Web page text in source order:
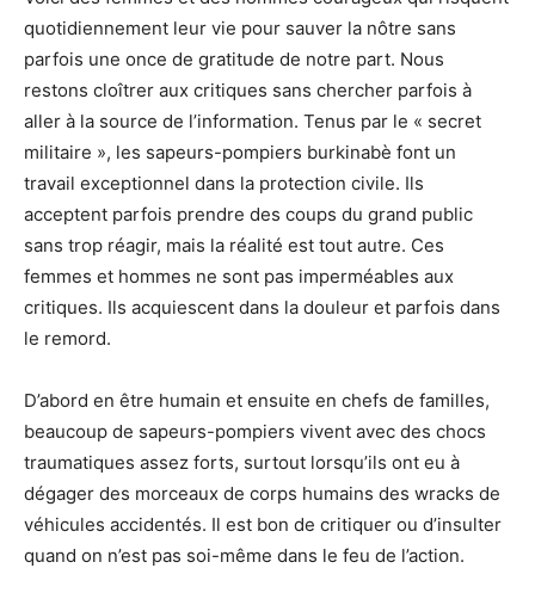
quotidiennement leur vie pour sauver la nôtre sans
parfois une once de gratitude de notre part. Nous
restons cloîtrer aux critiques sans chercher parfois à
aller à la source de l’information. Tenus par le « secret
militaire », les sapeurs-pompiers burkinabè font un
travail exceptionnel dans la protection civile. Ils
acceptent parfois prendre des coups du grand public
sans trop réagir, mais la réalité est tout autre. Ces
femmes et hommes ne sont pas imperméables aux
critiques. Ils acquiescent dans la douleur et parfois dans
le remord.
D’abord en être humain et ensuite en chefs de familles,
beaucoup de sapeurs-pompiers vivent avec des chocs
traumatiques assez forts, surtout lorsqu’ils ont eu à
dégager des morceaux de corps humains des wracks de
véhicules accidentés. Il est bon de critiquer ou d’insulter
quand on n’est pas soi-même dans le feu de l’action.